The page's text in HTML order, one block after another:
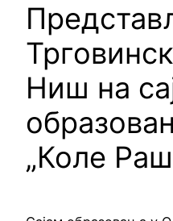
Ниш на
„Коле